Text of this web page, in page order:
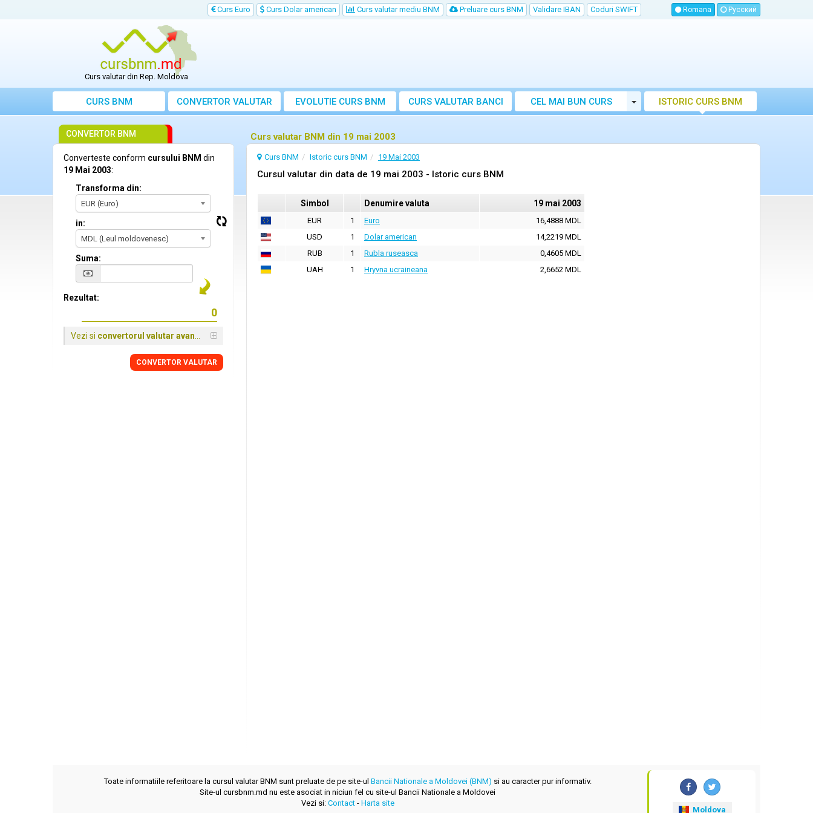
Curs Euro Curs Dolar american Curs valutar mediu BNM Preluare curs BNM Validare IBAN Coduri SWIFT Romana Русский
Curs valutar din Rep. Moldova
CURS BNM CONVERTOR VALUTAR EVOLUTIE CURS BNM CURS VALUTAR BANCI
CEL MAI BUN CURS
VALUTAR MOLDOVA
Toggle Dropdown
ISTORIC CURS BNM
Curs valutar BNM din 19 mai 2003
Curs BNM Istoric curs BNM 19 Mai 2003
Cursul valutar din data de 19 mai 2003 - Istoric curs BNM
Simbol Denumire valuta 19 mai 2003
EUR 1 Euro
16,4888 MDL
USD
1 Dolar american
14,2219 MDL
RUB
1 Rubla ruseasca
0,4605 MDL
UAH
1 Hryvna ucraineana 2,6652 MDL
CONVERTOR BNM
Converteste conform cursului BNM din
19 Mai 2003:
Transforma din:
EUR (Euro)
in:
MDL (Leul moldovenesc)
Suma:
Rezultat:
Vezi si convertorul valutar avansat
CONVERTOR VALUTAR
Toate informatiile referitoare la cursul valutar BNM sunt preluate de pe site-ul Bancii Nationale a Moldovei (BNM) si au caracter pur informativ.
Site-ul cursbnm.md nu este asociat in niciun fel cu site-ul Bancii Nationale a Moldovei
Vezi si: Contact- Harta site
Moldova